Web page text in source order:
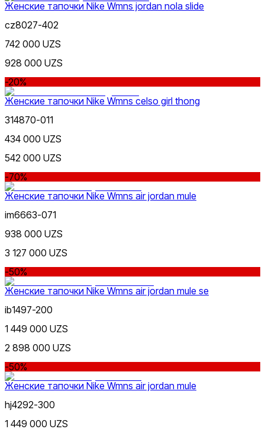
Женские тапочки Nike Wmns jordan nola slide
cz8027-402
742 000 UZS
928 000 UZS
-20%
Женские тапочки Nike Wmns celso girl thong
314870-011
434 000 UZS
542 000 UZS
-70%
Женские тапочки Nike Wmns air jordan mule
im6663-071
938 000 UZS
3 127 000 UZS
-50%
Женские тапочки Nike Wmns air jordan mule se
ib1497-200
1 449 000 UZS
2 898 000 UZS
-50%
Женские тапочки Nike Wmns air jordan mule
hj4292-300
1 449 000 UZS